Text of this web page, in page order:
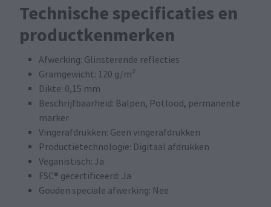
Technische specificaties en
productkenmerken
Afwerking: Glinsterende reflecties
Gramgewicht: 120 g/m²
Dikte: 0,15 mm
Beschrijfbaarheid: Balpen, Potlood, permanente
marker
Vingerafdrukken: Geen vingerafdrukken
Productietechnologie: Digitaal afdrukken
Veganistisch: Ja
FSC® gecertificeerd: Ja
Gouden speciale afwerking: Nee